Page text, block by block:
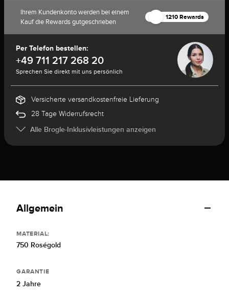
Ihrem Kundenkonto werden bei einem
Kauf die Rewards gutgeschrieben
1210 Rewards
Per Telefon bestellen:
+49 711 217 268 20
Sprechen Sie direkt mit uns persönlich
Versicherte versandkostenfreie Lieferung
28 Tage Widerrufsrecht
Alle Brogle-Inklusivleistungen anzeigen
Allgemein
MATERIAL:
750 Roségold
GARANTIE
2 Jahre